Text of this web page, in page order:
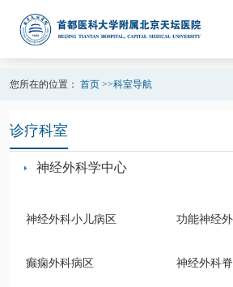
您所在的位置： 首页>>科室导航
诊疗科室
神经外科学中心
神经外科小儿病区 功能神经
癫痫外科病区 神经外科